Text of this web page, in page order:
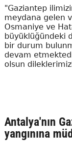
"Gaziantep
meydana gelen
Osmaniye ve
büyüklüğündeki
bir durum
devam
olsun
Antalya'nın
yangınına